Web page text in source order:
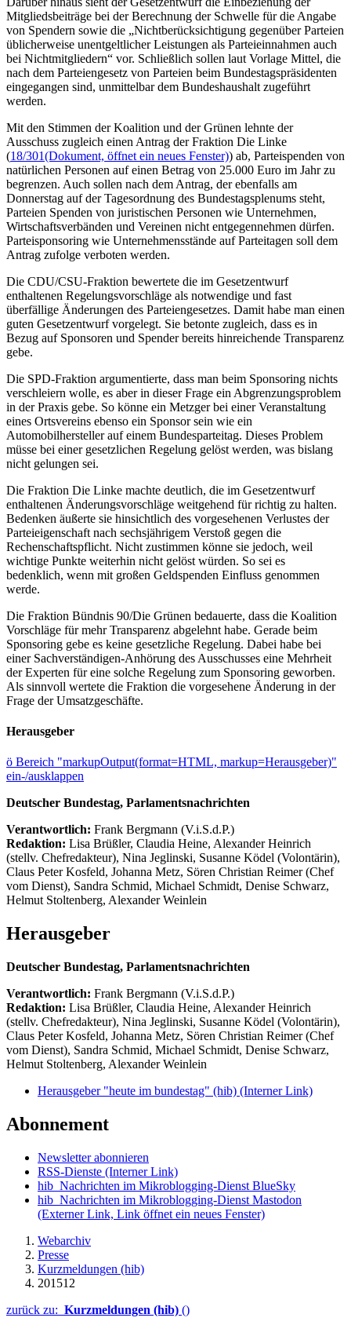
Mitgliedsbeiträge bei der Berechnung der Schwelle für die Angabe
von Spendern sowie die „Nichtberücksichtigung gegenüber Parteien
üblicherweise unentgeltlicher Leistungen als Parteieinnahmen auch
bei Nichtmitgliedern“ vor. Schließlich sollen laut Vorlage Mittel, die
nach dem Parteiengesetz von Parteien beim Bundestagspräsidenten
eingegangen sind, unmittelbar dem Bundeshaushalt zugeführt
werden.
Mit den Stimmen der Koalition und der Grünen lehnte der
Ausschuss zugleich einen Antrag der Fraktion Die Linke
(18/301(Dokument, öffnet ein neues Fenster)) ab, Parteispenden von
natürlichen Personen auf einen Betrag von 25.000 Euro im Jahr zu
begrenzen. Auch sollen nach dem Antrag, der ebenfalls am
Donnerstag auf der Tagesordnung des Bundestagsplenums steht,
Parteien Spenden von juristischen Personen wie Unternehmen,
Wirtschaftsverbänden und Vereinen nicht entgegennehmen dürfen.
Parteisponsoring wie Unternehmensstände auf Parteitagen soll dem
Antrag zufolge verboten werden.
Die CDU/CSU-Fraktion bewertete die im Gesetzentwurf
enthaltenen Regelungsvorschläge als notwendige und fast
überfällige Änderungen des Parteiengesetzes. Damit habe man einen
guten Gesetzentwurf vorgelegt. Sie betonte zugleich, dass es in
Bezug auf Sponsoren und Spender bereits hinreichende Transparenz
gebe.
Die SPD-Fraktion argumentierte, dass man beim Sponsoring nichts
verschleiern wolle, es aber in dieser Frage ein Abgrenzungsproblem
in der Praxis gebe. So könne ein Metzger bei einer Veranstaltung
eines Ortsvereins ebenso ein Sponsor sein wie ein
Automobilhersteller auf einem Bundesparteitag. Dieses Problem
müsse bei einer gesetzlichen Regelung gelöst werden, was bislang
nicht gelungen sei.
Die Fraktion Die Linke machte deutlich, die im Gesetzentwurf
enthaltenen Änderungsvorschläge weitgehend für richtig zu halten.
Bedenken äußerte sie hinsichtlich des vorgesehenen Verlustes der
Parteieigenschaft nach sechsjährigem Verstoß gegen die
Rechenschaftspflicht. Nicht zustimmen könne sie jedoch, weil
wichtige Punkte weiterhin nicht gelöst würden. So sei es
bedenklich, wenn mit großen Geldspenden Einfluss genommen
werde.
Die Fraktion Bündnis 90/Die Grünen bedauerte, dass die Koalition
Vorschläge für mehr Transparenz abgelehnt habe. Gerade beim
Sponsoring gebe es keine gesetzliche Regelung. Dabei habe bei
einer Sachverständigen-Anhörung des Ausschusses eine Mehrheit
der Experten für eine solche Regelung zum Sponsoring geworben.
Als sinnvoll wertete die Fraktion die vorgesehene Änderung in der
Frage der Umsatzgeschäfte.
Herausgeber
ö Bereich "markupOutput(format=HTML, markup=Herausgeber)"
ein-/ausklappen
Deutscher Bundestag, Parlamentsnachrichten
Verantwortlich: Frank Bergmann (V.i.S.d.P.)
Redaktion: Lisa Brüßler, Claudia Heine, Alexander Heinrich
(stellv. Chefredakteur), Nina Jeglinski, Susanne Ködel (Volontärin),
Claus Peter Kosfeld, Johanna Metz, Sören Christian Reimer (Chef
vom Dienst), Sandra Schmid, Michael Schmidt, Denise Schwarz,
Helmut Stoltenberg, Alexander Weinlein
Herausgeber
Deutscher Bundestag, Parlamentsnachrichten
Verantwortlich: Frank Bergmann (V.i.S.d.P.)
Redaktion: Lisa Brüßler, Claudia Heine, Alexander Heinrich
(stellv. Chefredakteur), Nina Jeglinski, Susanne Ködel (Volontärin),
Claus Peter Kosfeld, Johanna Metz, Sören Christian Reimer (Chef
vom Dienst), Sandra Schmid, Michael Schmidt, Denise Schwarz,
Helmut Stoltenberg, Alexander Weinlein
Herausgeber "heute im bundestag" (hib) (Interner Link)
Abonnement
Newsletter abonnieren
RSS-Dienste (Interner Link)
hib_Nachrichten im Mikroblogging-Dienst BlueSky
hib_Nachrichten im Mikroblogging-Dienst Mastodon
(Externer Link, Link öffnet ein neues Fenster)
Webarchiv
Presse
Kurzmeldungen (hib)
201512
zurück zu: Kurzmeldungen (hib) ()